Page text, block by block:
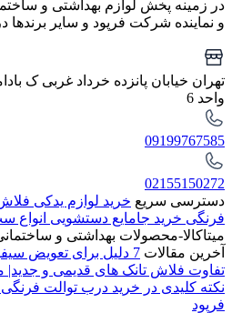
در زمینه پخش لوازم بهداشتی و
و نماینده شرکت فرپود و سایر برندها
واحد 6
09199767585
02155150272
دسترسی سریع خرید لوازم یدکی
فرنگی خرید جامایع دستشویی انواع
میتاکالا-محصولات بهداشتی و
آخرین مقالات 7 دلیل برای تعویض سیفون در آستانه سال جدید
تفاوت فلاش تانک های قدیمی و جدید|
نکته کلیدی در خرید درب توالت فرنگی
فرپود